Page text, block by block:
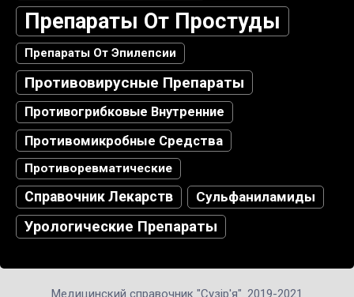
Препараты От Простуды
Препараты От Эпилепсии
Противовирусные Препараты
Противогрибковые Внутренние
Противомикробные Средства
Противоревматические
Справочник Лекарств Сульфаниламиды
Урологические Препараты
Медицинский справочник "Сузір'я". 2019-2021